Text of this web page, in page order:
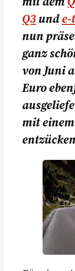
Q3und
nun
ganz
von Juni
Euro
mit